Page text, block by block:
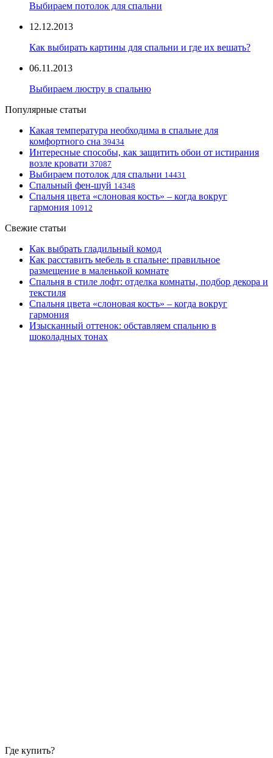
Выбираем потолок для спальни
12.12.2013
Как выбирать картины для спальни и где их вешать?
06.11.2013
Выбираем люстру в спальню
Популярные статьи
Какая температура необходима в спальне для
комфортного сна 39434
Интересные способы, как защитить обои от истирания
возле кровати 37087
Выбираем потолок для спальни 14431
Спальный фен-шуй 14348
Спальня цвета «слоновая кость» – когда вокруг
гармония 10912
Свежие статьи
Как выбрать гладильный комод
Как расставить мебель в спальне: правильное
размещение в маленькой комнате
Спальня в стиле лофт: отделка комнаты, подбор декора и
текстиля
Спальня цвета «слоновая кость» – когда вокруг
гармония
Изысканный оттенок: обставляем спальню в
шоколадных тонах
Где купить?